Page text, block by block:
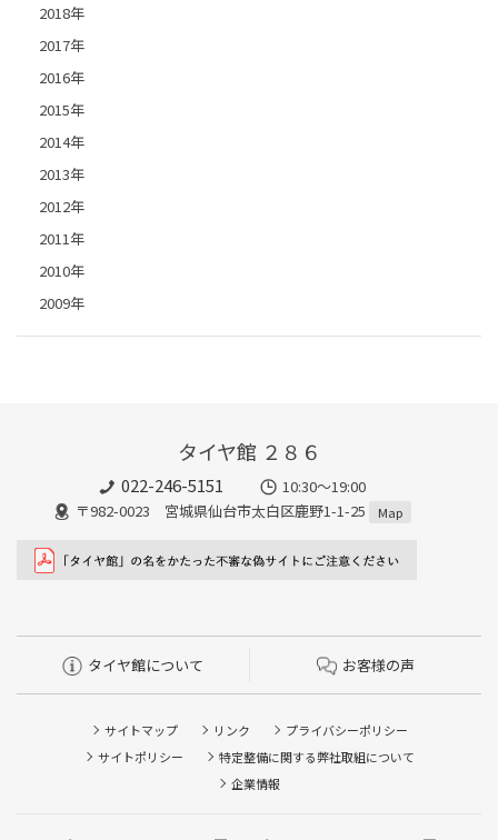
2018年
2017年
2016年
2015年
2014年
2013年
2012年
2011年
2010年
2009年
タイヤ館 ２８６
022-246-5151
10:30～19:00
〒982-0023 宮城県仙台市太白区鹿野1-1-25
Map
タイヤ館について お客様の声
サイトマップ リンク
プライバシーポリシー
サイトポリシー
特定整備に関する弊社取組について
企業情報